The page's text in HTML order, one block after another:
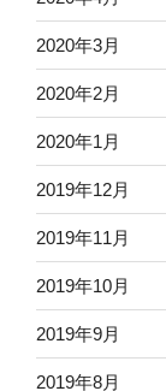
2020年3月
2020年2月
2020年1月
2019年12月
2019年11月
2019年10月
2019年9月
2019年8月